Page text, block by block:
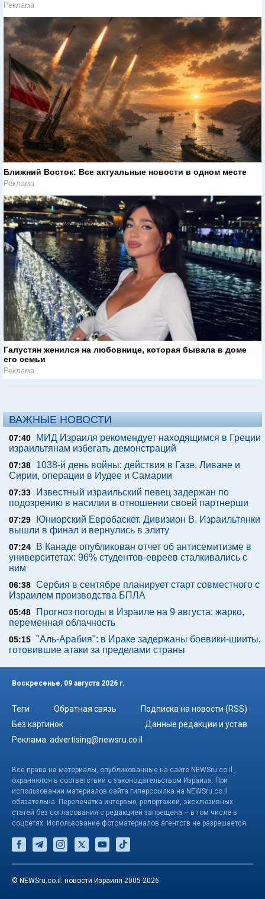
Реклама
Ближний Восток: Все актуальные новости в одном месте
Реклама
Галустян женился на любовнице, которая бывала в доме
его семьи
Реклама
ВАЖНЫЕ НОВОСТИ
07:40
МИД Израиля рекомендует находящимся в Греции
израильтянам избегать демонстраций
07:38
1038-й день войны: действия в Газе, Ливане и
Сирии, операции в Иудее и Самарии
07:33
Известный израильский певец задержан по
подозрению в насилии в отношении своей партнерши
07:29
Юниорский Евробаскет. Дивизион В. Израильтянки
вышли в финал и вернулись в элиту
07:24
В Канаде опубликован отчет об антисемитизме в
университетах: 96% студентов-евреев сталкивались с
ним
06:38 Сербия в сентябре планирует старт совместного с
Израилем производства БПЛА
05:48
Прогноз погоды в Израиле на 9 августа: жарко,
переменная облачность
05:15 "Аль-Арабия": в Ираке задержаны боевики-шииты,
готовившие атаки за пределами страны
Воскресенье, 09 августа 2026 г.
Теги Обратная связь
Подписка на новости (RSS)
Без картинок
Данные редакции и устав
Реклама: advertising@newsru.co.il
Все права на материалы, опубликованные на сайте NEWSru.co.il ,
охраняются в соответствии с законодательством Израиля. При
использовании материалов сайта гиперссылка на NEWSru.co.il
обязательна. Перепечатка интервью, репортажей, эксклюзивных
статей без согласования с редакцией запрещена – в том числе в
соцсетях. Использование фотоматериалов агентств не разрешается.
© NEWSru.co.il: новости Израиля 2005-2026